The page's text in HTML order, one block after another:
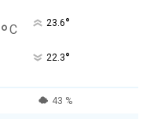
°C 23.6°
22.3°
43 %